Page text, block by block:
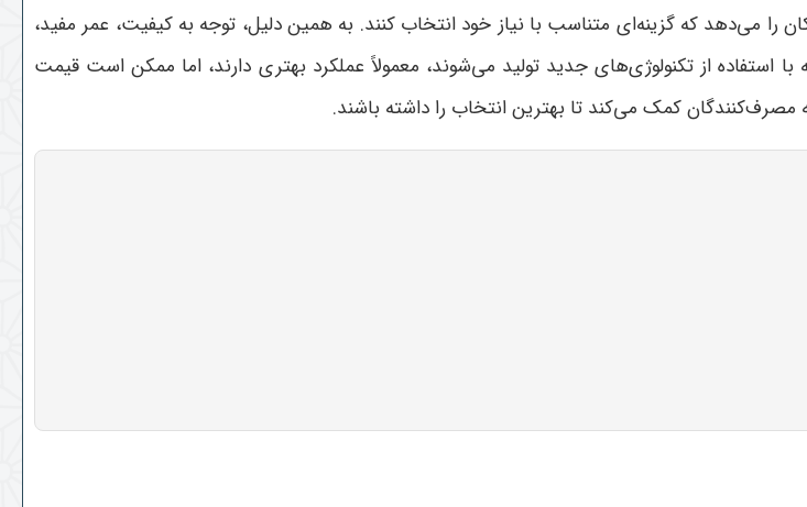
می‌دهد که گزینه‌ای متناسب با نیاز خود انتخاب کنند. به همین دلیل، توجه به کیفیت، عمر مفید،
از تکنولوژی‌های جدید تولید می‌شوند، معمولاً عملکرد بهتری دارند، اما ممکن است قیمت
کمک می‌کند تا بهترین انتخاب را داشته باشند.